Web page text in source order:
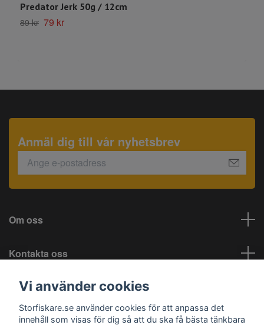
Predator Jerk 50g / 12cm
89 kr 79 kr
Anmäl dig till vår nyhetsbrev
Om oss
Kontakta oss
Information
Sociala medier
Vi använder cookies
Storfiskare.se använder cookies för att anpassa det
innehåll som visas för dig så att du ska få bästa tänkbara